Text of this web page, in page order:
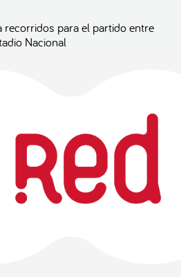
recorridos para el partido entre
Nacional